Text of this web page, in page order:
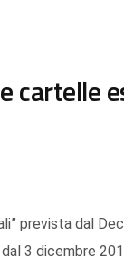
cartelle
prevista dal
3 dicembre